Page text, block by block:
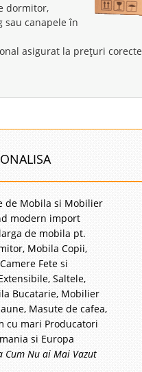
dormitor,
sau canapele în
asigurat la prețuri corecte
de Mobila si Mobilier
modern import
de mobila pt.
Mobila Copii,
Fete si
Saltele,
Bucatarie, Mobilier
Masute de cafea,
cu mari Producatori
si Europa
Cum Nu ai Mai Vazut